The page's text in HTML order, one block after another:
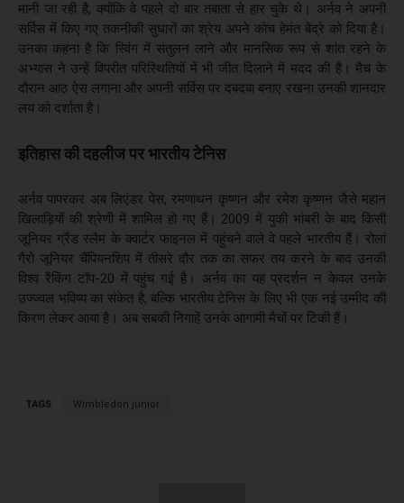
मानी जा रही है, क्योंकि वे पहले दो बार तबाता से हार चुके थे। अर्नव ने अपनी
सर्विस में किए गए तकनीकी सुधारों का श्रेय अपने कोच हेमंत बेंद्रे को दिया है।
उनका कहना है कि स्विंग में संतुलन लाने और मानसिक रूप से शांत रहने के
अभ्यास ने उन्हें विपरीत परिस्थितियों में भी जीत दिलाने में मदद की है। मैच के
दौरान आठ ऐस लगाना और अपनी सर्विस पर दबदबा बनाए रखना उनकी शानदार
लय को दर्शाता है।
इतिहास की दहलीज पर भारतीय टेनिस
अर्नव पापरकर अब लिएंडर पेस, रमणाथन कृष्णन और रमेश कृष्णन जैसे महान
खिलाड़ियों की श्रेणी में शामिल हो गए हैं। 2009 में युकी भांबरी के बाद किसी
जूनियर ग्रैंड स्लैम के क्वार्टर फाइनल में पहुंचने वाले वे पहले भारतीय हैं। रोलां
गैरो जूनियर चैंपियनशिप में तीसरे दौर तक का सफर तय करने के बाद उनकी
विश्व रैंकिंग टॉप-20 में पहुंच गई है। अर्नव का यह प्रदर्शन न केवल उनके
उज्ज्वल भविष्य का संकेत है, बल्कि भारतीय टेनिस के लिए भी एक नई उम्मीद की
किरण लेकर आया है। अब सबकी निगाहें उनके आगामी मैचों पर टिकी हैं।
TAGS Wimbledon junior